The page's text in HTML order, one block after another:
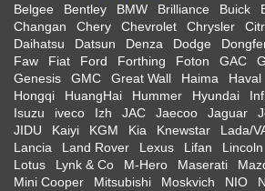
Belgee
Bentley BMW Brilliance Buick
Changan
Chery Chevrolet Chrysler
Daihatsu
Datsun Denza Dodge
Faw
Fiat Ford Forthing Foton GAC
Genesis
GMC Great Wall Haima Haval
Hongqi
HuangHai Hummer Hyundai
Isuzu
iveco Izh JAC Jaecoo Jaguar
JIDU
Kaiyi KGM Kia Knewstar Lada/
Lancia
Land Rover Lexus Lifan Lincoln
Lotus
Lynk & Co M-Hero Maserati
Mini Cooper
Mitsubishi Moskvich NIO